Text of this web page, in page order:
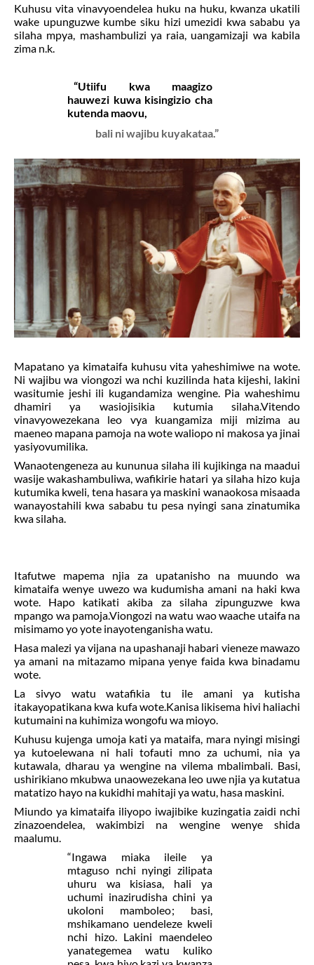
Kuhusu vita vinavyoendelea huku na huku, kwanza ukatili
wake upunguzwe kumbe siku hizi umezidi kwa sababu ya
silaha mpya, mashambulizi ya raia, uangamizaji wa kabila
zima n.k.
“Utiifu kwa maagizo
hauwezi kuwa kisingizio cha
kutenda maovu,
bali ni wajibu kuyakataa.”
Mapatano ya kimataifa kuhusu vita yaheshimiwe na wote.
Ni wajibu wa viongozi wa nchi kuzilinda hata kijeshi, lakini
wasitumie jeshi ili kugandamiza wengine. Pia waheshimu
dhamiri ya wasiojisikia kutumia silaha.Vitendo
vinavyowezekana leo vya kuangamiza miji mizima au
maeneo mapana pamoja na wote waliopo ni makosa ya jinai
yasiyovumilika.
Wanaotengeneza au kununua silaha ili kujikinga na maadui
wasije wakashambuliwa, wafikirie hatari ya silaha hizo kuja
kutumika kweli, tena hasara ya maskini wanaokosa misaada
wanayostahili kwa sababu tu pesa nyingi sana zinatumika
kwa silaha.
Itafutwe mapema njia za upatanisho na muundo wa
kimataifa wenye uwezo wa kudumisha amani na haki kwa
wote. Hapo katikati akiba za silaha zipunguzwe kwa
mpango wa pamoja.Viongozi na watu wao waache utaifa na
misimamo yo yote inayotenganisha watu.
Hasa malezi ya vijana na upashanaji habari vieneze mawazo
ya amani na mitazamo mipana yenye faida kwa binadamu
wote.
La sivyo watu watafikia tu ile amani ya kutisha
itakayopatikana kwa kufa wote.Kanisa likisema hivi haliachi
kutumaini na kuhimizawongofu wa mioyo.
Kuhusu kujenga umoja kati ya mataifa, mara nyingi misingi
ya kutoelewana ni hali tofauti mno za uchumi, nia ya
kutawala, dharau ya wengine na vilema mbalimbali. Basi,
ushirikiano mkubwa unaowezekana leo uwe njia ya kutatua
matatizo hayo na kukidhi mahitaji ya watu, hasa maskini.
Miundo ya kimataifa iliyopo iwajibike kuzingatia zaidi nchi
zinazoendelea, wakimbizi na wengine wenye shida
maalumu.
“Ingawa miaka ileile ya
mtaguso nchi nyingi zilipata
uhuru wa kisiasa, hali ya
uchumi inazirudisha chini ya
ukoloni mamboleo; basi,
mshikamano uendeleze kweli
nchi hizo. Lakini maendeleo
yanategemea watu kuliko